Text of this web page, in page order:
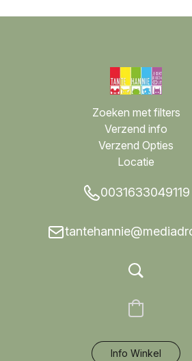
Zoeken met filters
Verzend info
Verzend Opties
Locatie
0031633049119
Info Winkel